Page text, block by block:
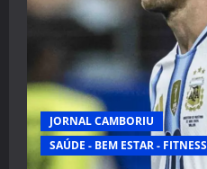
JORNAL CAMBORIU
SAÚDE - BEM ESTAR -